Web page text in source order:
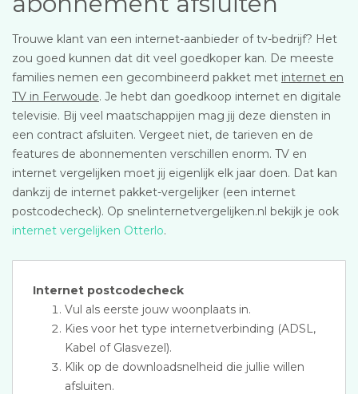
Trouwe klant van een internet-aanbieder of tv-bedrijf? Het
zou goed kunnen dat dit veel goedkoper kan. De meeste
families nemen een gecombineerd pakket met internet en
TV in Ferwoude. Je hebt dan goedkoop internet en digitale
televisie. Bij veel maatschappijen mag jij deze diensten in
een contract afsluiten. Vergeet niet, de tarieven en de
features de abonnementen verschillen enorm. TV en
internet vergelijken moet jij eigenlijk elk jaar doen. Dat kan
dankzij de internet pakket-vergelijker (een internet
postcodecheck). Op snelinternetvergelijken.nl bekijk je ook
internet vergelijken Otterlo.
Internet postcodecheck
Vul als eerste jouw woonplaats in.
Kies voor het type internetverbinding (ADSL,
Kabel of Glasvezel).
Klik op de downloadsnelheid die jullie willen
afsluiten.